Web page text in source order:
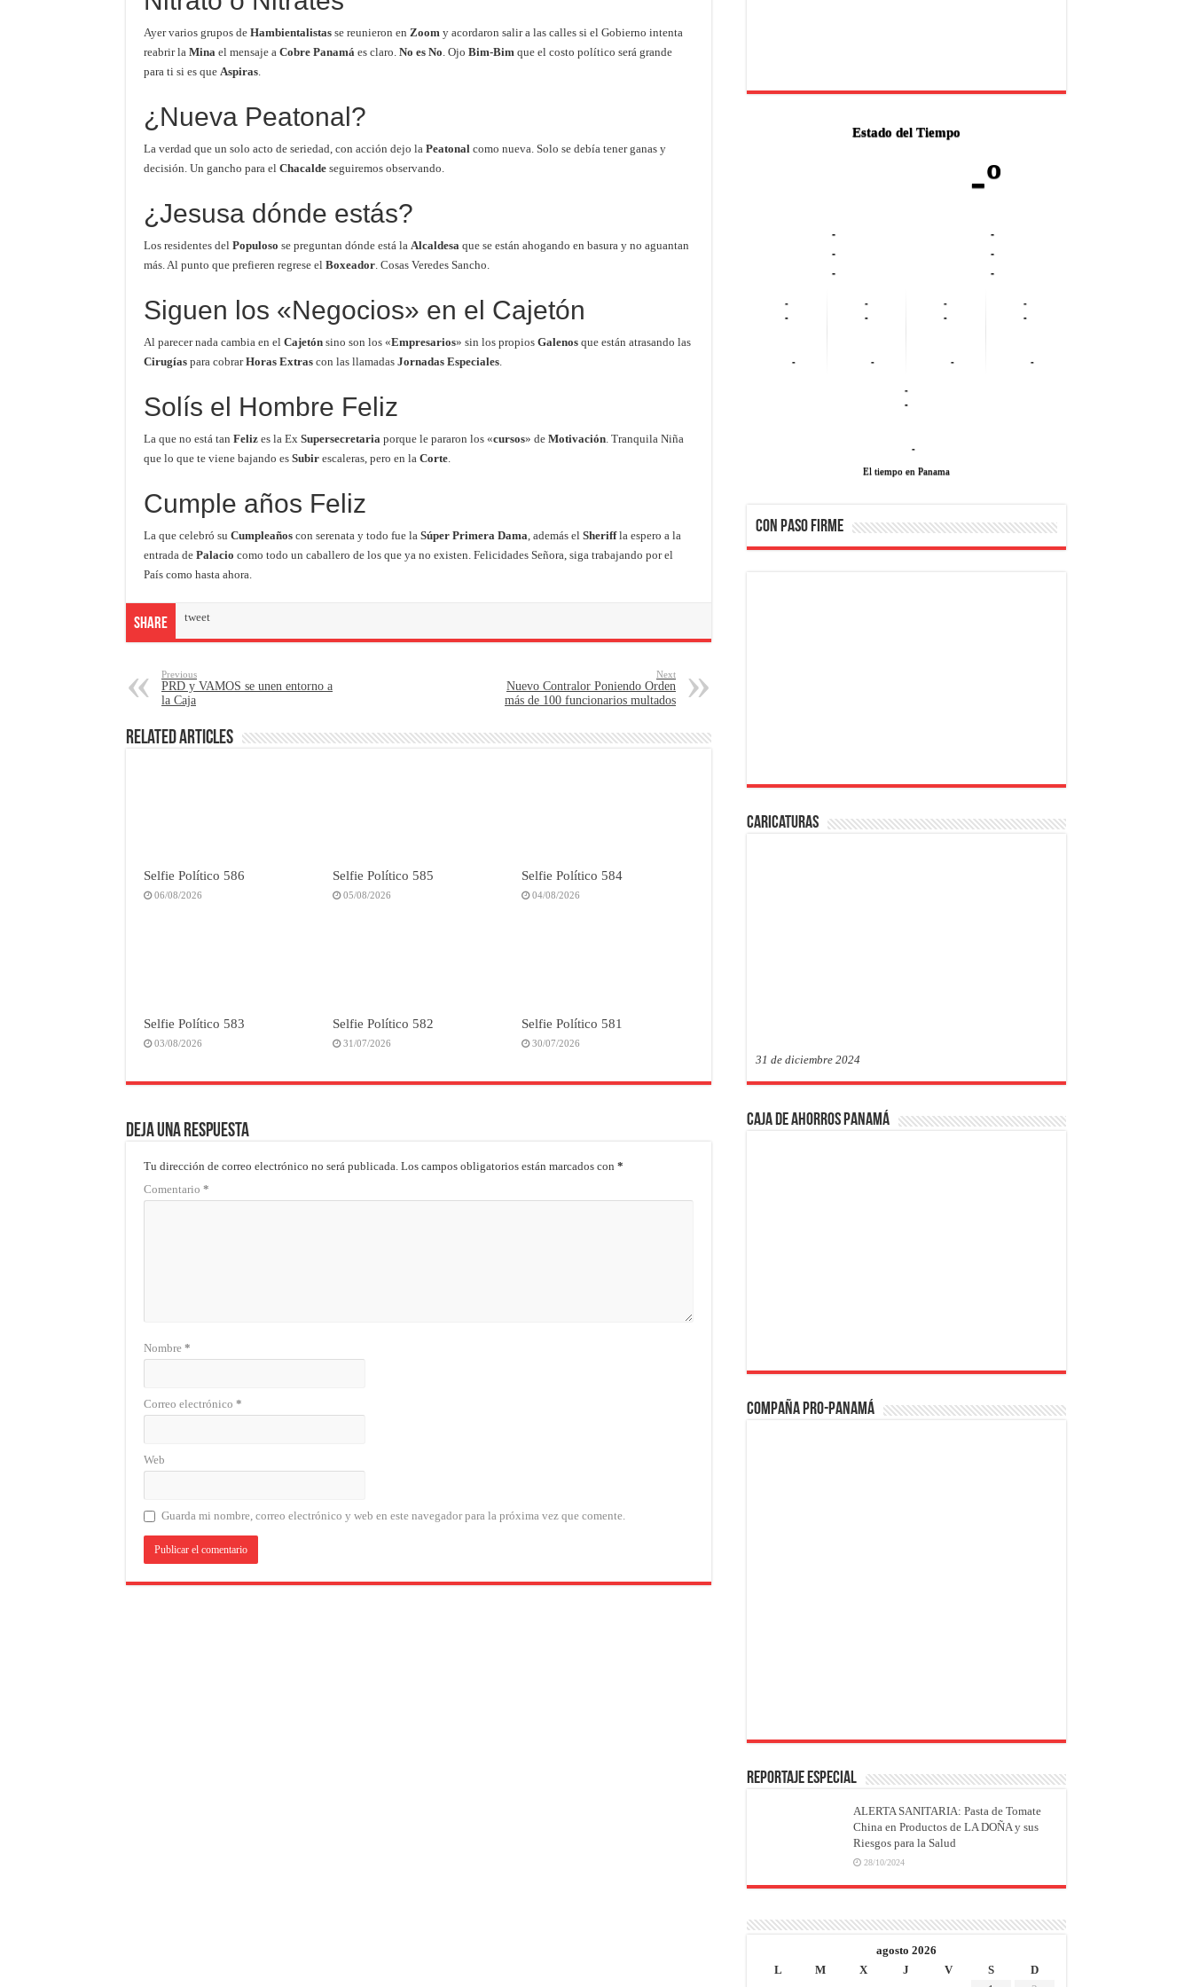
Ayer varios grupos de Hambientalistas se reunieron en Zoom y acordaron salir a las calles si el Gobierno intenta
reabrir la Mina el mensaje a Cobre Panamá es claro. No es No. Ojo Bim-Bim que el costo político será grande
para ti si es que Aspiras.
¿Nueva Peatonal?
La verdad que un solo acto de seriedad, con acción dejo la Peatonal como nueva. Solo se debía tener ganas y
decisión. Un gancho para el Chacalde seguiremos observando.
¿Jesusa dónde estás?
Los residentes del Populoso se preguntan dónde está la Alcaldesa que se están ahogando en basura y no aguantan
más. Al punto que prefieren regrese el Boxeador. Cosas Veredes Sancho.
Siguen los «Negocios» en el Cajetón
Al parecer nada cambia en el Cajetón sino son los «Empresarios» sin los propios Galenos que están atrasando las
Cirugías para cobrarHoras Extras con las llamadas Jornadas Especiales.
Solís el Hombre Feliz
La que no está tan Feliz es la Ex Supersecretaria porque le pararon los «cursos» de Motivación. Tranquila Niña
que lo que te viene bajando es Subir escaleras, pero en la Corte.
Cumple años Feliz
La que celebró su Cumpleaños con serenata y todo fue la Súper Primera Dama, además el Sheriffla espero a la
entrada de Palacio como todo un caballero de los que ya no existen. Felicidades Señora, siga trabajando por el
País como hasta ahora.
Share tweet
Previous
PRD y VAMOS se unen entorno a
la Caja
Next
Nuevo Contralor Poniendo Orden
más de 100 funcionarios multados
Related Articles
Selfie Político 586
06/08/2026
Selfie Político 585
05/08/2026
Selfie Político 584
04/08/2026
Selfie Político 583
03/08/2026
Selfie Político 582
31/07/2026
Selfie Político 581
30/07/2026
Deja una respuesta
Tu dirección de correo electrónico no será publicada. Los campos obligatorios están marcados con *
Comentario *
Nombre *
Correo electrónico *
Web
Guarda mi nombre, correo electrónico y web en este navegador para la próxima vez que comente.
Estado del Tiempo
-º
-
-
-
-
-
-
-
-
-
-
-
-
-
-
-
-
-
-
-
-
-
El tiempo en Panama
CON PASO FIRME
Caricaturas
31 de diciembre 2024
Caja de Ahorros Panamá
Compaña PRO-Panamá
REPORTAJE ESPECIAL
ALERTA SANITARIA: Pasta de Tomate
China en Productos de LA DOÑA y sus
Riesgos para la Salud
28/10/2024
agosto 2026
L
M X J V S
D